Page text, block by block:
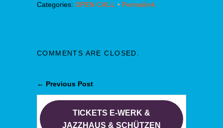
Categories: OPEN CALL • Permalink
COMMENTS ARE CLOSED.
← Previous Post
TICKETS E-WERK &
JAZZHAUS & SCHÜTZEN